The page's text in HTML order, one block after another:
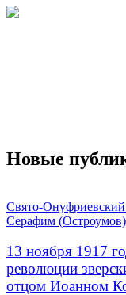
Новые
Свято-
Серафим (Остроумов)
13 ноября 1917
революции
отцом Иоанном